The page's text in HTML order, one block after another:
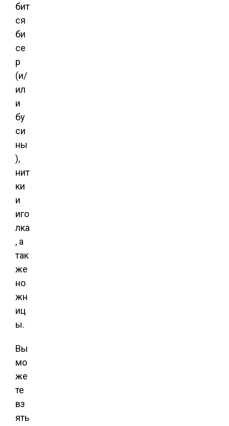
бит
ся
би
се
р
(и/
ил
и
бу
си
ны
),
нит
ки
и
иго
лка
, а
так
же
но
жн
иц
ы.
Вы
мо
же
те
вз
ять